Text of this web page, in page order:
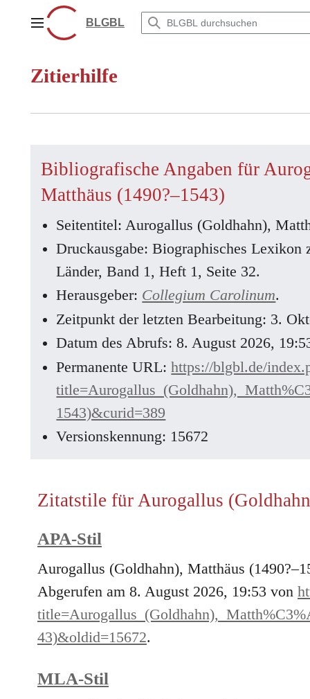
springenHauptmenüBLGBL
Zitierhilfe
Bibliografische Angaben für
Matthäus (1490?–1543)
Seitentitel: Aurogallus (Goldhahn),
Druckausgabe: Biographisches Lexikon
Länder, Band 1, Heft 1, Seite 32.
Herausgeber: Collegium Carolinum.
Zeitpunkt der letzten Bearbeitung: 3.
Datum des Abrufs: 8. August 2026,
Permanente URL:https://blgbl.de/
1543)&curid=389
Versionskennung: 15672
Zitatstile für Aurogallus
APA-Stil
Aurogallus (Goldhahn), Matthäus
Abgerufen am 8. August 2026, 19:53 von
43)&oldid=15672.
MLA-Stil